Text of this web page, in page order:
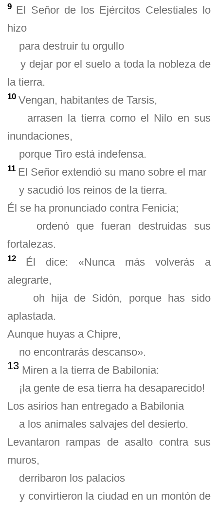
9 El Señor de los Ejércitos Celestiales lo
hizo
para destruir tu orgullo
y dejar por el suelo a toda la nobleza de
la tierra.
10 Vengan, habitantes de Tarsis,
arrasen la tierra como el Nilo en sus
inundaciones,
porque Tiro está indefensa.
11 El Señor extendió su mano sobre el mar
y sacudió los reinos de la tierra.
Él se ha pronunciado contra Fenicia;
ordenó que fueran destruidas sus
fortalezas.
12 Él dice: «Nunca más volverás a
alegrarte,
oh hija de Sidón, porque has sido
aplastada.
Aunque huyas a Chipre,
no encontrarás descanso».
13 Miren a la tierra de Babilonia:
¡la gente de esa tierra ha desaparecido!
Los asirios han entregado a Babilonia
a los animales salvajes del desierto.
Levantaron rampas de asalto contra sus
muros,
derribaron los palacios
y convirtieron la ciudad en un montón de